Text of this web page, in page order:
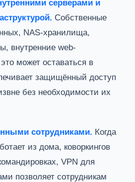
серверами и
Собственные
NAS-хранилища,
внутренние web-
может оставаться в
защищённый доступ
без необходимости их
сотрудниками. Когда
из дома, коворкингов
VPN для
позволяет сотрудникам